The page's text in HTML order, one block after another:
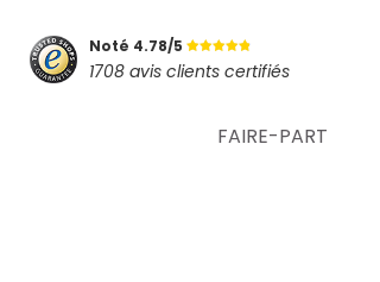
Noté 4.78/5
1708 avis clients certifiés
FAIRE-PART